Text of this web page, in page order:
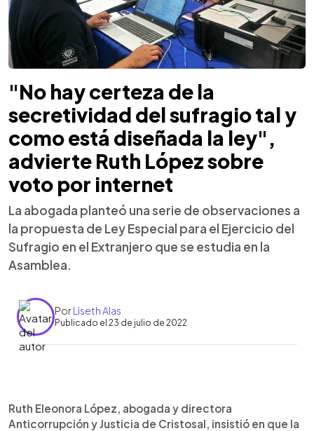
"No hay certeza de la
secretividad del sufragio tal y
como está diseñada la ley",
advierte Ruth López sobre
voto por internet
La abogada planteó una serie de observaciones a
la propuesta de Ley Especial para el Ejercicio del
Sufragio en el Extranjero que se estudia en la
Asamblea.
PorLiseth Alas
Publicado el 23 de julio de 2022
► Escuchar artículo
Ruth Eleonora López, abogada y directora
Anticorrupción y Justicia de Cristosal, insistió en que la